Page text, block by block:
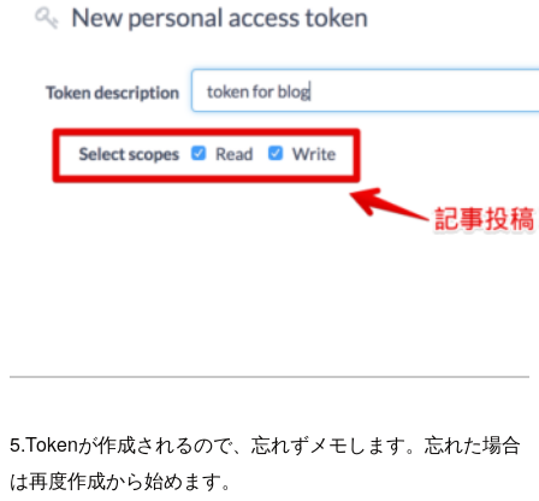
5.Tokenが作成されるので、忘れずメモします。忘れた場合
は再度作成から始めます。